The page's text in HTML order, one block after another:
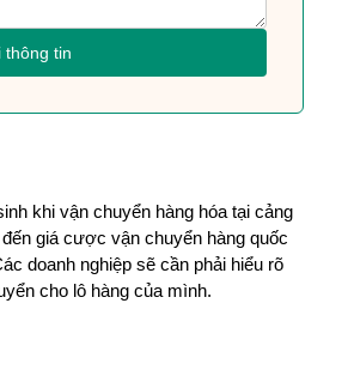
thông tin
khi vận chuyển hàng hóa tại cảng
giá cược vận chuyển hàng quốc
doanh nghiệp sẽ cần phải hiểu rõ
cho lô hàng của mình.